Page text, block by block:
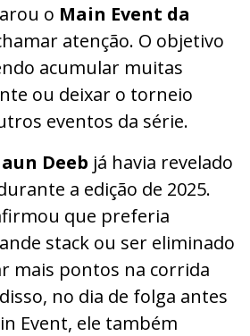
o Main Event da
atenção. O objetivo
acumular muitas
ou deixar o torneio
eventos da série.
Deeb já havia revelado
a edição de 2025.
que preferia
stack ou ser eliminado
mais pontos na corrida
no dia de folga antes
Event, ele também